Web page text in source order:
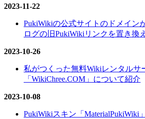
2023-11-22
PukiWikiの公式サイトのドメイン
ログの旧PukiWikiリンクを置き換
2023-10-26
私がつくった無料Wikiレンタルサ
「WikiChree.COM」について紹介
2023-10-08
PukiWikiスキン「MaterialPukiWiki」